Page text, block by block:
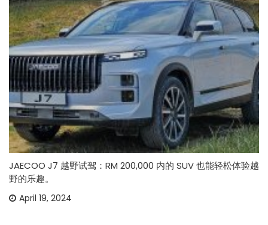
JAECOO J7 越野试驾：RM 200,000 内的 SUV 也能轻松体验越
野的乐趣。
April 19, 2024